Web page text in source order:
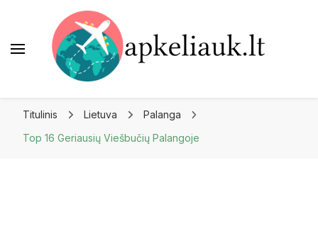
Titulinis Lietuva
Palanga
Top 16 Geriausių Viešbučių Palangoje